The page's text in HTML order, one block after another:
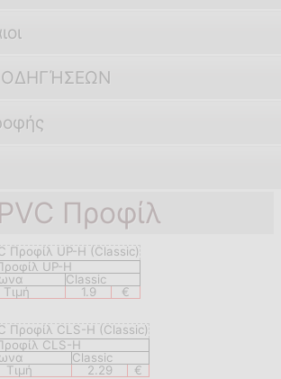
ΟΔΗΓΉΣΕΩΝ
PVC Προφίλ
UP-H
Classic
Τιμή
1.9 €
CLS-H
Classic
Τιμή
2.29 €